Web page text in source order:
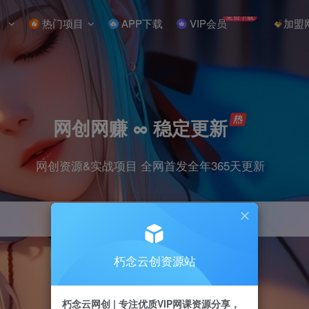
热门项目 APP下载 VIP会员免费下载 加盟
网创网赚 ∞ 稳定更新
网创资源&实战项目 全网首发全年365天更新
小红书 挂机 快手
朽念云创资源站
朽念云网创 | 专注优质VIP网课资源分享，